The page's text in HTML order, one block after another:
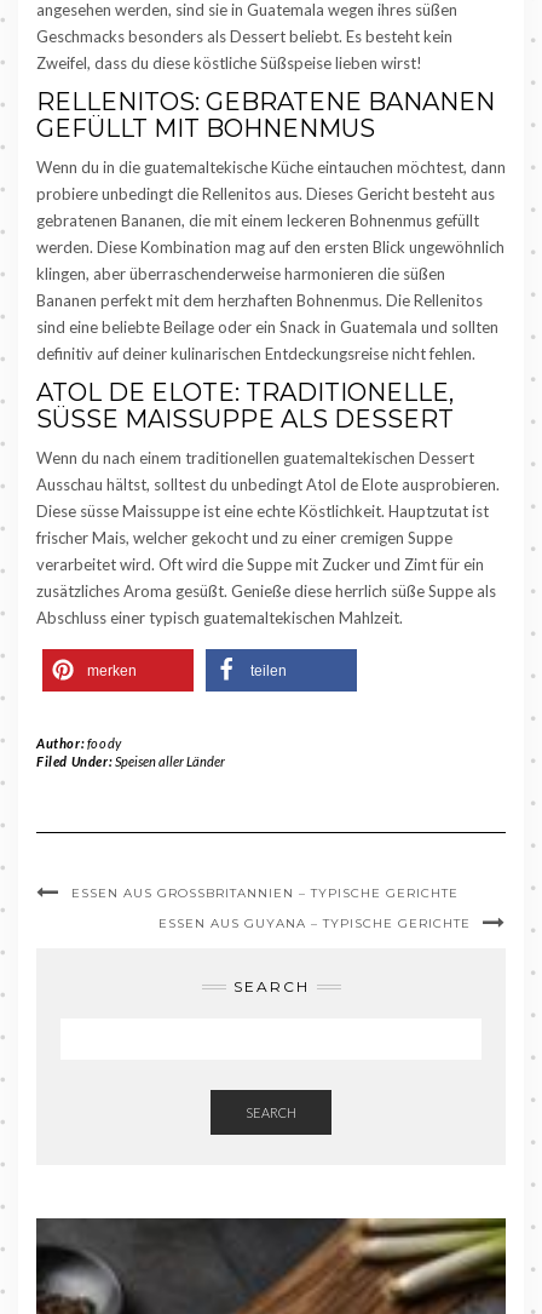
angesehen werden, sind sie in Guatemala wegen ihres süßen
Geschmacks besonders als Dessert beliebt. Es besteht kein
Zweifel, dass du diese köstliche Süßspeise lieben wirst!
RELLENITOS: GEBRATENE BANANEN
GEFÜLLT MIT BOHNENMUS
Wenn du in die guatemaltekische Küche eintauchen möchtest, dann
probiere unbedingt die Rellenitos aus. Dieses Gericht besteht aus
gebratenen Bananen, die mit einem leckeren Bohnenmus gefüllt
werden. Diese Kombination mag auf den ersten Blick ungewöhnlich
klingen, aber überraschenderweise harmonieren die süßen
Bananen perfekt mit dem herzhaften Bohnenmus. Die Rellenitos
sind eine beliebte Beilage oder ein Snack in Guatemala und sollten
definitiv auf deiner kulinarischen Entdeckungsreise nicht fehlen.
ATOL DE ELOTE: TRADITIONELLE,
SÜSSE MAISSUPPE ALS DESSERT
Wenn du nach einem traditionellen guatemaltekischen Dessert
Ausschau hältst, solltest du unbedingt Atol de Elote ausprobieren.
Diese süsse Maissuppe ist eine echte Köstlichkeit. Hauptzutat ist
frischer Mais, welcher gekocht und zu einer cremigen Suppe
verarbeitet wird. Oft wird die Suppe mit Zucker und Zimt für ein
zusätzliches Aroma gesüßt. Genieße diese herrlich süße Suppe als
Abschluss einer typisch guatemaltekischen Mahlzeit.
merken teilen
Author:foody
Filed Under:Speisen aller Länder
ESSEN AUS GROSSBRITANNIEN – TYPISCHE GERICHTE
ESSEN AUS GUYANA – TYPISCHE GERICHTE
SEARCH
SEARCH